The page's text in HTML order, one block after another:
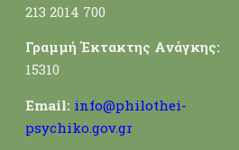
213 2014 700
Γραμμή Έκτακτης Ανάγκης:
15310
Email: info@philothei-
psychiko.gov.gr